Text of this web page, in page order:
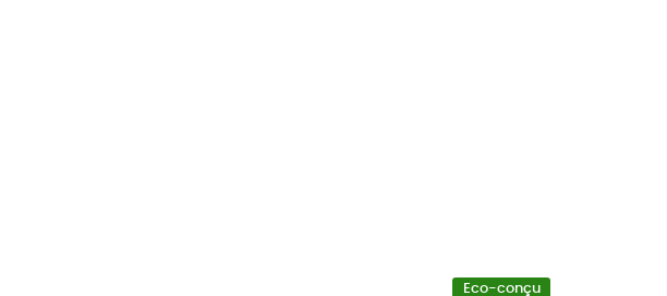
Eco-conçu